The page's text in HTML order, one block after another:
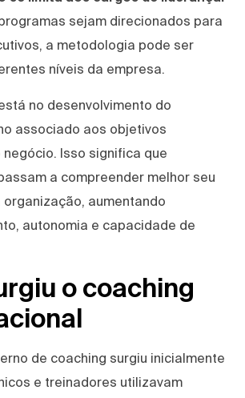
sejam direcionados para
a metodologia pode ser
níveis da empresa.
no desenvolvimento do
associado aos objetivos
Isso significa que
a compreender melhor seu
aumentando
autonomia e capacidade de
o coaching
de coaching surgiu inicialmente
e treinadores utilizavam